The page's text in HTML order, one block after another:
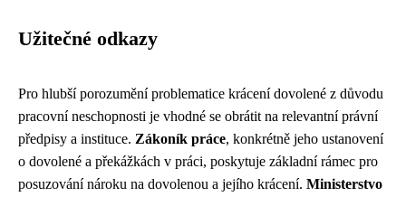
Užitečné odkazy
Pro hlubší porozumění problematice krácení dovolené z důvodu
pracovní neschopnosti je vhodné se obrátit na relevantní právní
předpisy a instituce. Zákoník práce, konkrétně jeho ustanovení
o dovolené a překážkách v práci, poskytuje základní rámec pro
posuzování nároku na dovolenou a jejího krácení. Ministerstvo